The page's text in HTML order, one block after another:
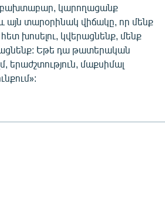
կարողացանք
տարօրինակ վիճակը, որ մենք
խոսելու, կվերացնենք, մենք
Եթե դա թատերական
մաքսիմալ